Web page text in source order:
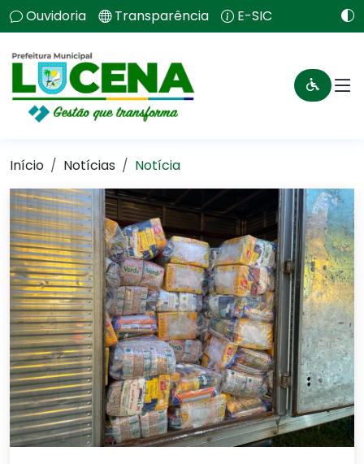
Ouvidoria Transparência E-SIC
Início Notícias Notícia